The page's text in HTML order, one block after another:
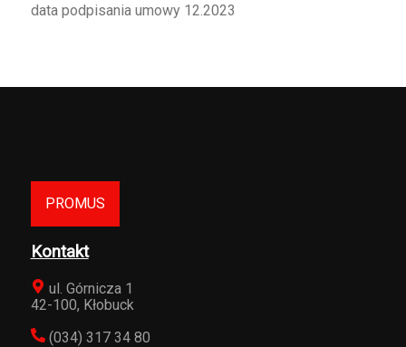
data podpisania umowy 12.2023
PROMUS
Kontakt
ul. Górnicza 1
42-100, Kłobuck
(034) 317 34 80